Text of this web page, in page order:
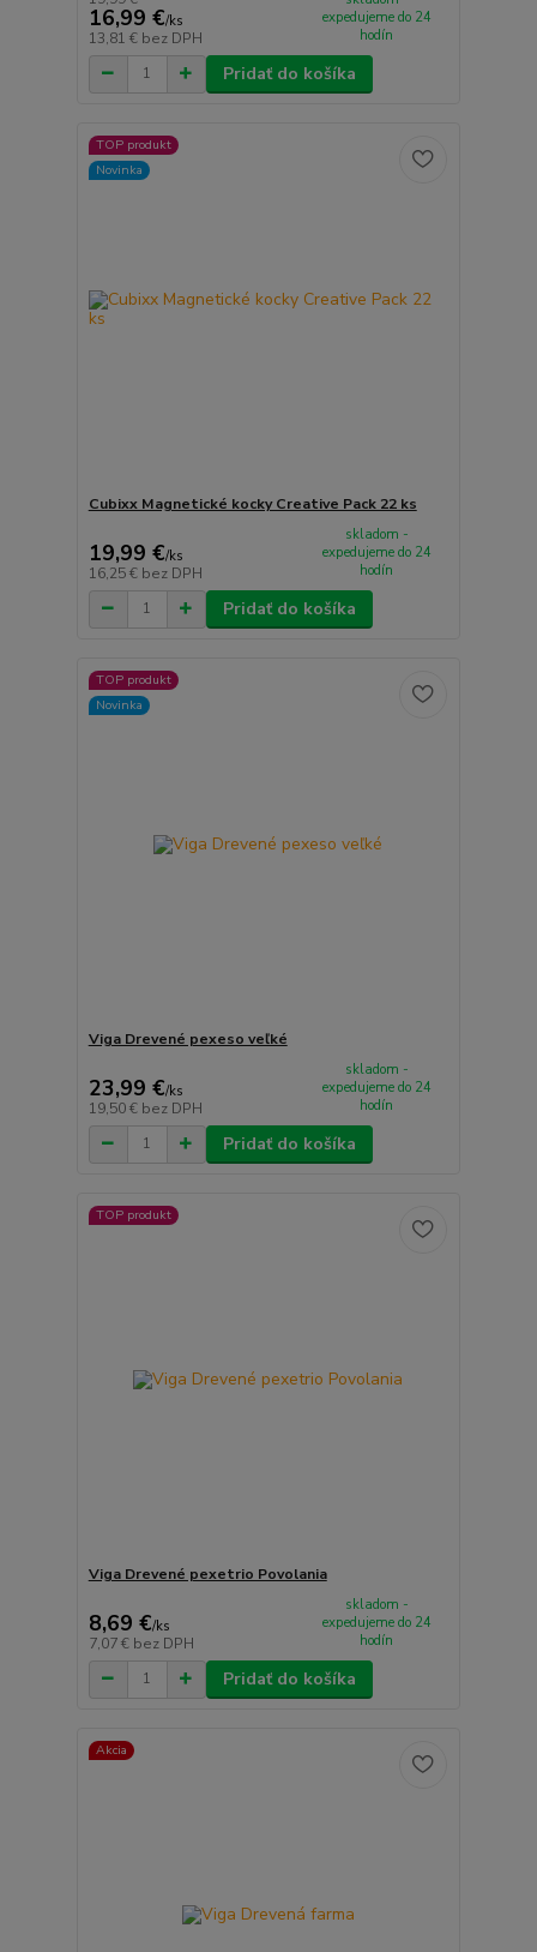
16,99 €/ks
13,81 € bez DPH
expedujeme do 24
hodín
Pridať do košíka
TOP produkt
Novinka
Cubixx Magnetické kocky Creative Pack 22 ks
19,99 €/ks
16,25 € bez DPH
skladom -
expedujeme do 24
hodín
Pridať do košíka
TOP produkt
Novinka
Viga Drevené pexeso veľké
23,99 €/ks
19,50 € bez DPH
skladom -
expedujeme do 24
hodín
Pridať do košíka
TOP produkt
Viga Drevené pexetrio Povolania
8,69 €/ks
7,07 € bez DPH
skladom -
expedujeme do 24
hodín
Pridať do košíka
Akcia